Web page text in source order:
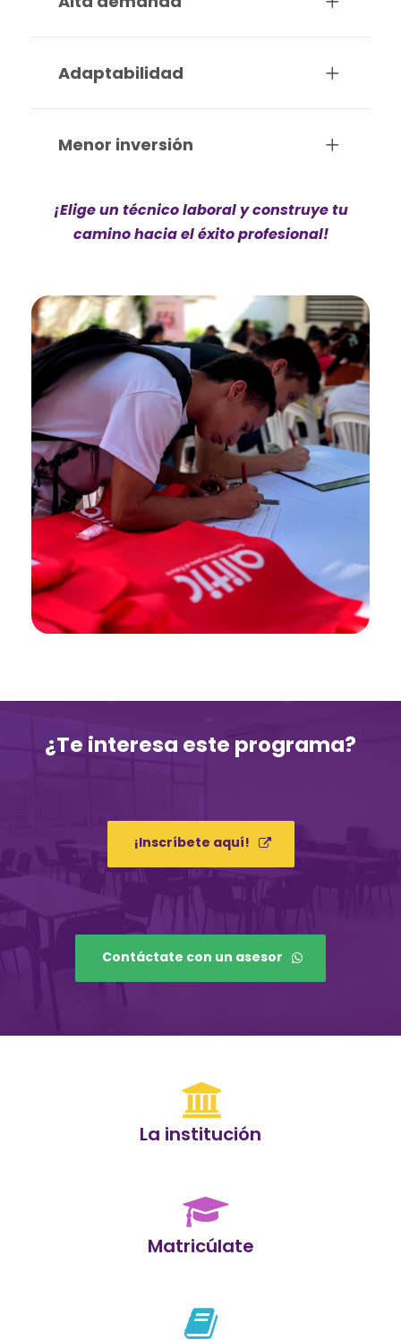
Adaptabilidad
Menor inversión
¡Elige un técnico laboral y construye tu
camino hacia el éxito profesional!
¿Te interesa este programa?
¡Inscríbete aquí!
Contáctate con un asesor
La institución
Matricúlate